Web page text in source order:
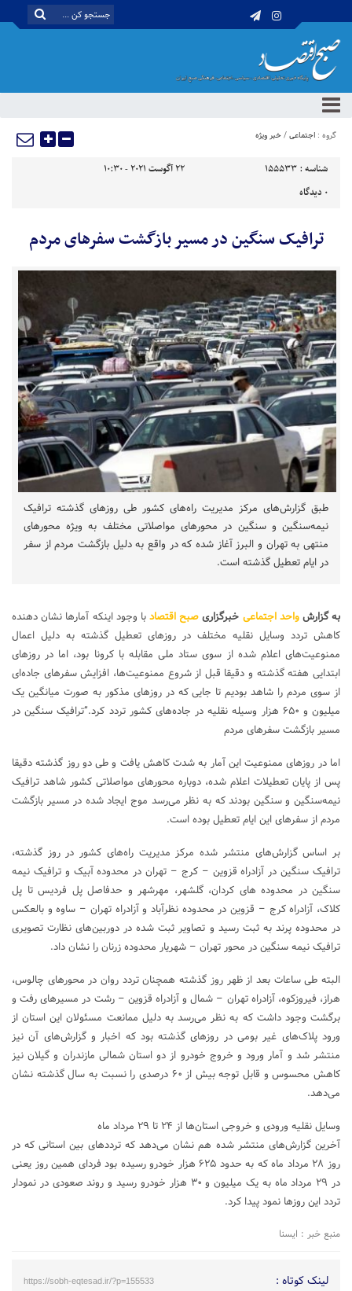
گروه : اجتماعی/خبر ویژه
شناسه : 155533
22 آگوست 2021 - 10:30
0 دیدگاه
ترافیک سنگین در مسیر بازگشت سفرهای مردم
طبق گزارش‌های مرکز مدیریت راه‌های کشور طی روزهای گذشته ترافیک
نیمه‌سنگین و سنگین در محورهای مواصلاتی مختلف به ویژه محورهای
منتهی به تهران و البرز آغاز شده که در واقع به دلیل بازگشت مردم از سفر
در ایام تعطیل گذشته است.
به گزارشواحد اجتماعی خبرگزاریصبح اقتصادبا وجود اینکه آمارها نشان دهنده
کاهش تردد وسایل نقلیه مختلف در روزهای تعطیل گذشته به دلیل اعمال
ممنوعیت‌های اعلام شده از سوی ستاد ملی مقابله با کرونا بود، اما در روزهای
ابتدایی هفته گذشته و دقیقا قبل از شروع ممنوعیت‌ها، افزایش سفرهای جاده‌ای
از سوی مردم را شاهد بودیم تا جایی که در روزهای مذکور به صورت میانگین یک
میلیون و ۶۵۰ هزار وسیله نقلیه در جاده‌های کشور تردد کرد.”ترافیک سنگین در
مسیر بازگشت سفرهای مردم
اما در روزهای ممنوعیت این آمار به شدت کاهش یافت و طی دو روز گذشته دقیقا
پس از پایان تعطیلات اعلام شده، دوباره محورهای مواصلاتی کشور شاهد ترافیک
نیمه‌سنگین و سنگین بودند که به نظر می‌رسد موج ایجاد شده در مسیر بازگشت
مردم از سفرهای این ایام تعطیل بوده است.
بر اساس گزارش‌های منتشر شده مرکز مدیریت راه‌های کشور در روز گذشته،
ترافیک سنگین در آزادراه قزوین – کرج – تهران در محدوده آبیک و ترافیک نیمه
سنگین در محدوده های کردان، گلشهر، مهرشهر و حدفاصل پل فردیس تا پل
کلاک، آزادراه کرج – قزوین در محدوده نظرآباد و آزادراه تهران – ساوه و بالعکس
در محدوده پرند به ثبت رسید و تصاویر ثبت شده در دوربین‌های نظارت تصویری
ترافیک نیمه سنگین در محور تهران – شهریار محدوده زرنان را نشان داد.
البته طی ساعات بعد از ظهر روز گذشته همچنان تردد روان در محورهای چالوس،
هراز، فیروزکوه، آزادراه تهران – شمال و آزادراه قزوین – رشت در مسیرهای رفت و
برگشت وجود داشت که به نظر می‌رسد به دلیل ممانعت مسئولان این استان از
ورود پلاک‌های غیر بومی در روزهای گذشته بود که اخبار و گزارش‌های آن نیز
منتشر شد و آمار ورود و خروج خودرو از دو استان شمالی مازندران و گیلان نیز
کاهش محسوس و قابل توجه بیش از ۶۰ درصدی را نسبت به سال گذشته نشان
می‌دهد.
وسایل نقلیه ورودی و خروجی استان‌ها از ۲۴ تا ۲۹ مرداد ماه
آخرین گزارش‌های منتشر شده هم نشان می‌دهد که ترددهای بین استانی که در
روز ۲۸ مرداد ماه که به حدود ۶۲۵ هزار خودرو رسیده بود فردای همین روز یعنی
در ۲۹ مرداد ماه به یک میلیون و ۳۰ هزار خودرو رسید و روند صعودی در نمودار
تردد این روزها نمود پیدا کرد.
منبع خبر : ایسنا
لینک کوتاه : https://sobh-eqtesad.ir/?p=155533